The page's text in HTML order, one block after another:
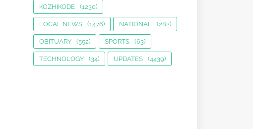
KOZHIKODE (1230)
LOCAL NEWS (1476) NATIONAL (282)
OBITUARY (552) SPORTS (63)
TECHNOLOGY (34) UPDATES (4439)